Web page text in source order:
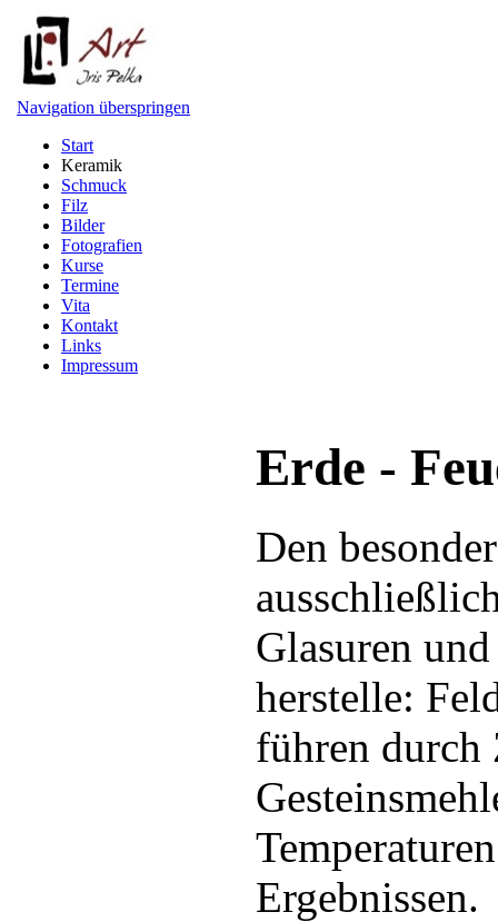
Navigation überspringen
Start
Keramik
Schmuck
Filz
Bilder
Fotografien
Kurse
Termine
Vita
Kontakt
Links
Impressum
Erde -
Den
Glasuren
herstelle:
führen durch
Ergebnissen.